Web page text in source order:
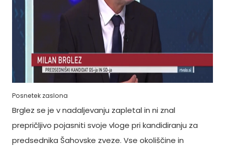
Posnetek zaslona
Brglez se je v nadaljevanju zapletal in ni znal
prepričljivo pojasniti svoje vloge pri kandidiranju za
predsednika Šahovske zveze. Vse okoliščine in